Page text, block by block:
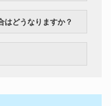
はどうなりますか？